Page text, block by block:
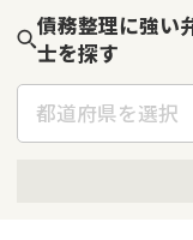
債務整理に強い
士を探す
都道府県を選択